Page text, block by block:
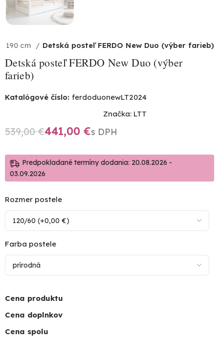
190 cm Detská posteľ FERDO New Duo (výber farieb)
Detská posteľ FERDO New Duo (výber
farieb)
Katalógové číslo:ferdoduonewLT2024
Značka: LTT
539,00€441,00€
Predpokladané termíny dodania: 20.08.2026 -
03.09.2026
Rozmer postele
Farba postele
Cena produktu
Cena doplnkov
Cena spolu